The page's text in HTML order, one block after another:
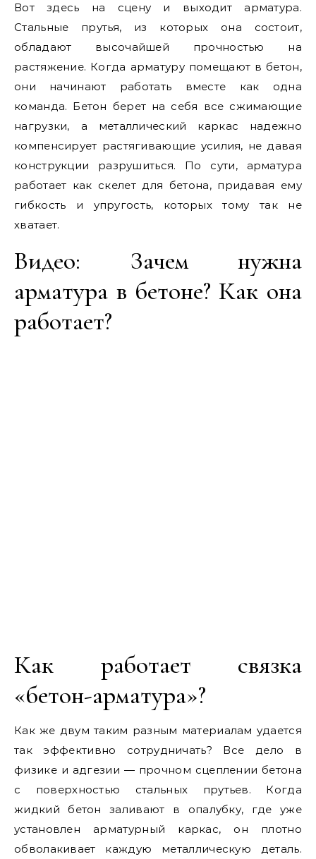
Вот здесь на сцену и выходит арматура.
Стальные прутья, из которых она состоит,
обладают высочайшей прочностью на
растяжение. Когда арматуру помещают в бетон,
они начинают работать вместе как одна
команда. Бетон берет на себя все сжимающие
нагрузки, а металлический каркас надежно
компенсирует растягивающие усилия, не давая
конструкции разрушиться. По сути, арматура
работает как скелет для бетона, придавая ему
гибкость и упругость, которых тому так не
хватает.
Видео: Зачем нужна
арматура в бетоне? Как она
работает?
Как работает связка
«бетон-арматура»?
Как же двум таким разным материалам удается
так эффективно сотрудничать? Все дело в
физике и адгезии — прочном сцеплении бетона
с поверхностью стальных прутьев. Когда
жидкий бетон заливают в опалубку, где уже
установлен арматурный каркас, он плотно
обволакивает каждую металлическую деталь.